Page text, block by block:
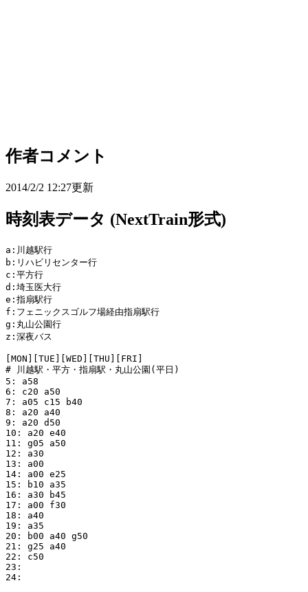
作者コメント
2014/2/2 12:27更新
時刻表データ (NextTrain形式)
a:川越駅行
b:リハビリセンター行
c:平方行
d:埼玉医大行
e:指扇駅行
f:フェニックスゴルフ場経由指扇駅行
g:丸山公園行
z:深夜バス
[MON][TUE][WED][THU][FRI]
# 川越駅・平方・指扇駅・丸山公園(平日)
5: a58
6: c20 a50
7: a05 c15 b40
8: a20 a40
9: a20 d50
10: a20 e40
11: g05 a50
12: a30
13: a00
14: a00 e25
15: b10 a35
16: a30 b45
17: a00 f30
18: a40
19: a35
20: b00 a40 g50
21: g25 a40
22: c50
23:
24: